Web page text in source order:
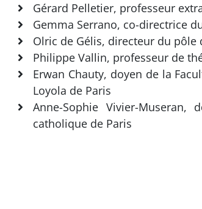
Gérard Pelletier, professeur
Gemma Serrano, co-directrice
Olric de Gélis, directeur du pôle
Philippe Vallin, professeur de
Erwan Chauty, doyen de la
Loyola de Paris
Anne-Sophie Vivier-
catholique de Paris